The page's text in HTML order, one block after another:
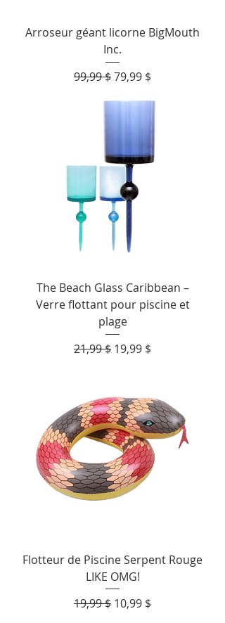
Arroseur géant licorne BigMouth
Inc.
Prix original
99,99 $Prix promotionnel
79,99 $
The Beach Glass Caribbean –
Verre flottant pour piscine et
plage
Prix original
21,99 $ Prix promotionnel
19,99 $
Flotteur de Piscine Serpent Rouge
LIKE OMG!
Prix original
19,99 $ Prix promotionnel
10,99 $